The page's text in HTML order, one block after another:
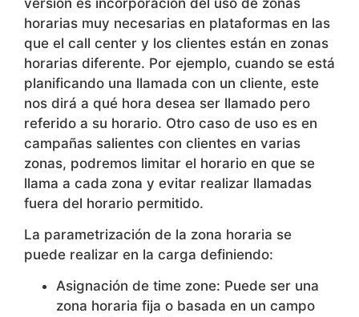
horarias muy necesarias en plataformas en las
que el call center y los clientes están en zonas
horarias diferente. Por ejemplo, cuando se está
planificando una llamada con un cliente, este
nos dirá a qué hora desea ser llamado pero
referido a su horario. Otro caso de uso es en
campañas salientes con clientes en varias
zonas, podremos limitar el horario en que se
llama a cada zona y evitar realizar llamadas
fuera del horario permitido.
La parametrización de la zona horaria se
puede realizar en la carga definiendo:
Asignación de time zone: Puede ser una
zona horaria fija o basada en un campo